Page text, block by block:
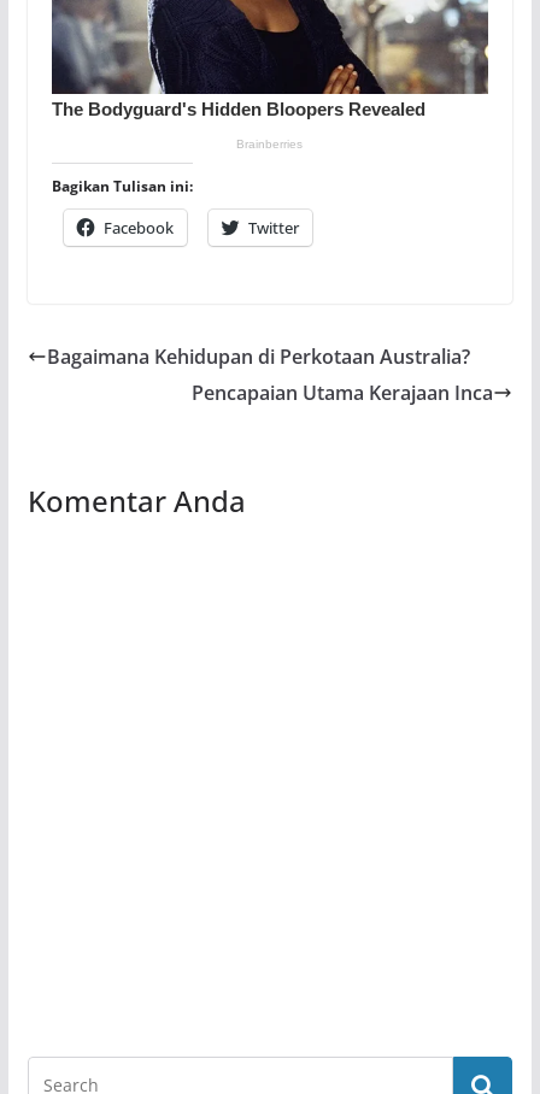
Bagikan Tulisan ini:
Facebook Twitter
Bagaimana Kehidupan di Perkotaan Australia?
Pencapaian Utama Kerajaan Inca
Komentar Anda